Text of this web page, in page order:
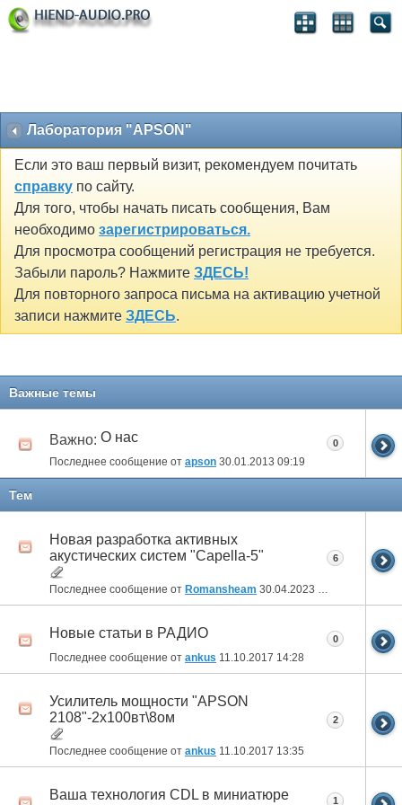
Лаборатория "APSON"
Если это ваш первый визит, рекомендуем почитать
справку по сайту.
Для того, чтобы начать писать сообщения, Вам
необходимо зарегистрироваться.
Для просмотра сообщений регистрация не требуется.
Забыли пароль? Нажмите ЗДЕСЬ!
Для повторного запроса письма на активацию учетной
записи нажмите ЗДЕСЬ.
Важные темы
Важно: О нас
Последнее сообщение от apson 30.01.2013 09:19
0
Тем
Новая разработка активных
акустических систем "Capella-5"
Последнее сообщение от Romansheam 30.04.2023 22:39
6
Новые статьи в РАДИО
Последнее сообщение от ankus 11.10.2017 14:28
0
Усилитель мощности "APSON
2108"-2х100вт\8ом
Последнее сообщение от ankus 11.10.2017 13:35
2
Ваша технология CDL в миниатюре 1